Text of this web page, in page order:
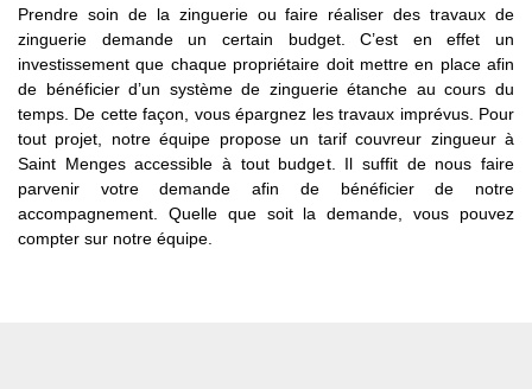
Prendre soin de la zinguerie ou faire réaliser des travaux de
zinguerie demande un certain budget. C’est en effet un
investissement que chaque propriétaire doit mettre en place afin
de bénéficier d’un système de zinguerie étanche au cours du
temps. De cette façon, vous épargnez les travaux imprévus. Pour
tout projet, notre équipe propose un tarif couvreur zingueur à
Saint Menges accessible à tout budget. Il suffit de nous faire
parvenir votre demande afin de bénéficier de notre
accompagnement. Quelle que soit la demande, vous pouvez
compter sur notre équipe.